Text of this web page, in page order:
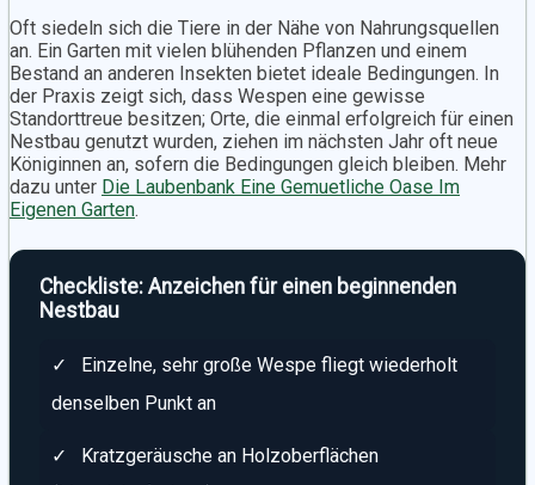
Oft siedeln sich die Tiere in der Nähe von Nahrungsquellen
an. Ein Garten mit vielen blühenden Pflanzen und einem
Bestand an anderen Insekten bietet ideale Bedingungen. In
der Praxis zeigt sich, dass Wespen eine gewisse
Standorttreue besitzen; Orte, die einmal erfolgreich für einen
Nestbau genutzt wurden, ziehen im nächsten Jahr oft neue
Königinnen an, sofern die Bedingungen gleich bleiben. Mehr
dazu unter Die Laubenbank Eine Gemuetliche Oase Im
Eigenen Garten.
Checkliste: Anzeichen für einen beginnenden
Nestbau
✓
Einzelne, sehr große Wespe fliegt wiederholt
denselben Punkt an
✓
Kratzgeräusche an Holzoberflächen